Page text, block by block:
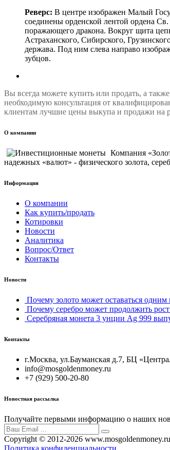
Реверс: В центре изображен Малый
соединены орденской лентой ордена
поражающего дракона. Вокруг щита
Астраханского, Сибирского,
держава. Под ним слева направо
зубцов.
Вы всегда можете купить или продать, а
необходимую консультация от
клиентам лучшие цены выкупа и продажи на
О компании
Компания
надежных «валют» - физического золота,
Информация
О компании
Как купить/продать
Котировки
Новости
Аналитика
Вопрос/Ответ
Контакты
Новости
Почему золото может оставаться
Почему серебро может продолжить
Серебряная монета 3 унции Ag 999
Контакты
г.Москва, ул.Бауманская д.7, БЦ
info@mosgoldenmoney.ru
+7 (929) 500-20-80
Новостная рассылка
Получайте первыми информацию о наших
Copyright © 2012-2026 www.mosgoldenmoney.ru
Политика конфиденциальности